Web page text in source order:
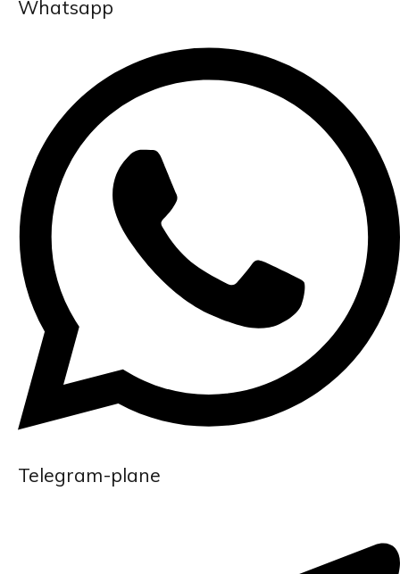
Whatsapp
Telegram-plane